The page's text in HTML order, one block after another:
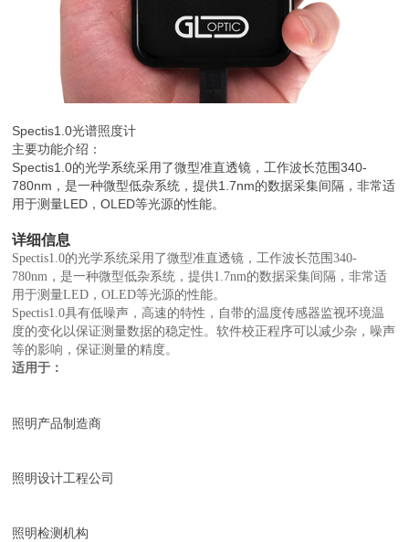
Spectis1.0光谱照度计
主要功能介绍：
Spectis1.0的光学系统采用了微型准直透镜，工作波长范围340-
780nm，是一种微型低杂系统，提供1.7nm的数据采集间隔，非常适
用于测量LED，OLED等光源的性能。
详细信息
Spectis1.0的光学系统采用了微型准直透镜，工作波长范围340-
780nm，是一种微型低杂系统，提供1.7nm的数据采集间隔，非常适
用于测量LED，OLED等光源的性能。
Spectis1.0具有低噪声，高速的特性，自带的温度传感器监视环境温
度的变化以保证测量数据的稳定性。软件校正程序可以减少杂，噪声
等的影响，保证测量的精度。
适用于：
照明产品制造商
照明设计工程公司
照明检测机构